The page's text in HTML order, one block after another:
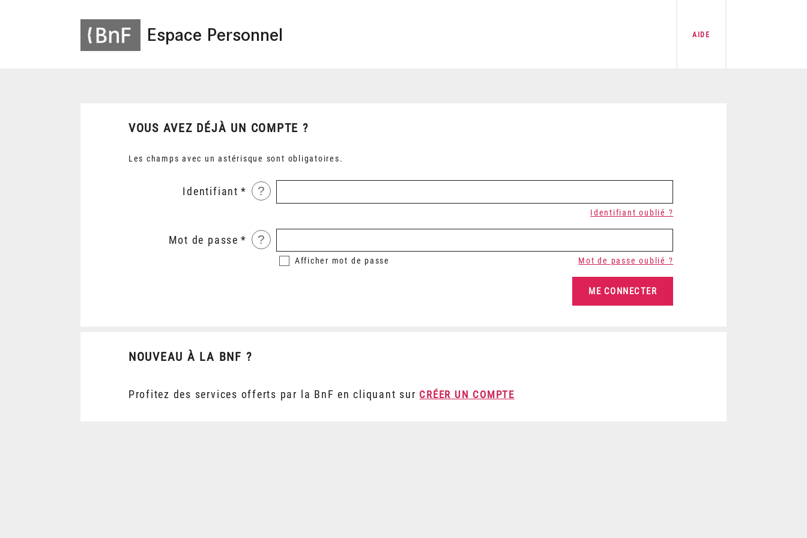
Espace Personnel AIDE
VOUS AVEZ DÉJÀ UN COMPTE ?
Les champs avec un astérisque sont obligatoires.
Identifiant ?
Identifiant oublié ?
Mot de passe ?
Afficher mot de passe Mot de passe oublié ?
NOUVEAU À LA BNF ?
Profitez des services offerts par la BnF en cliquant sur CRÉER UN COMPTE